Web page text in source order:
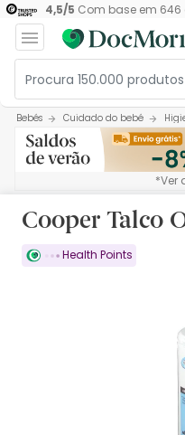
4,5/5 Com base em 646
Bebés Cuidado do bebé
*Ver
Cooper Talco
Health Points